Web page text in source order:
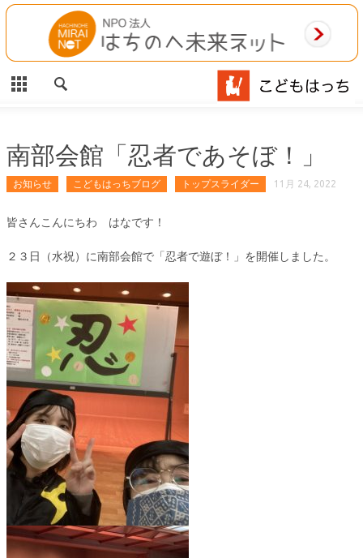
CLOSE
HOME
施設案内
相談事業
MAP
お問合わせ
運営団体
南部会館「忍者であそぼ！」
お知らせ こどもはっちブログ トップスライダー 11月 24, 2022
皆さんこんにちわ はなです！
２３日（水祝）に南部会館で「忍者で遊ぼ！」を開催しました。